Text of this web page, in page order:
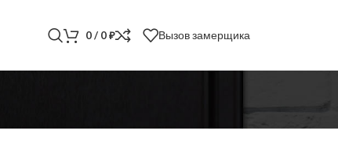
0/ 0₽ Вызов замерщика